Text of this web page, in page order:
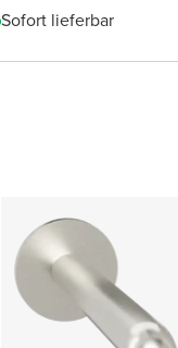
Sofort lieferbar